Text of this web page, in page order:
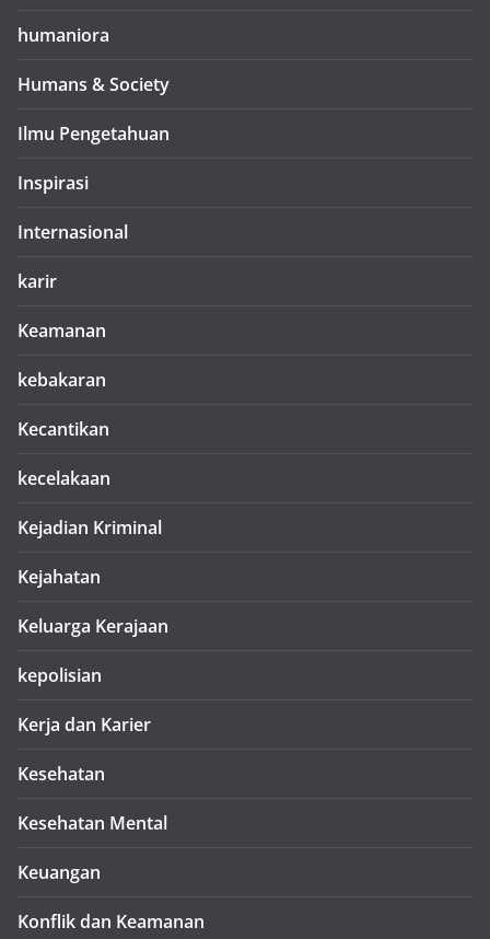
humaniora
Humans & Society
Ilmu Pengetahuan
Inspirasi
Internasional
karir
Keamanan
kebakaran
Kecantikan
kecelakaan
Kejadian Kriminal
Kejahatan
Keluarga Kerajaan
kepolisian
Kerja dan Karier
Kesehatan
Kesehatan Mental
Keuangan
Konflik dan Keamanan